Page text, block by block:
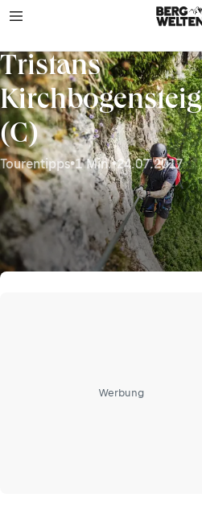
Tristans
Kirchbogensteig
(C)
Tourentipps•1 Min.•24.07.2017
Werbung